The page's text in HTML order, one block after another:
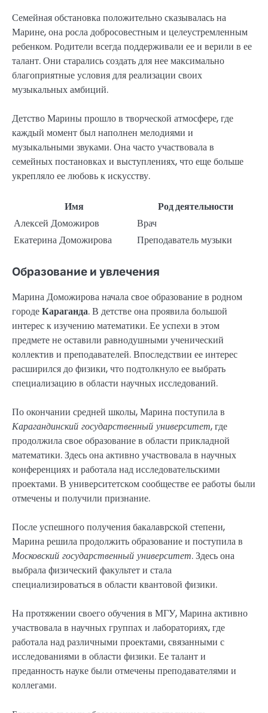
Семейная обстановка положительно сказывалась на
Марине, она росла добросовестным и целеустремленным
ребенком. Родители всегда поддерживали ее и верили в ее
талант. Они старались создать для нее максимально
благоприятные условия для реализации своих
музыкальных амбиций.
Детство Марины прошло в творческой атмосфере, где
каждый момент был наполнен мелодиями и
музыкальными звуками. Она часто участвовала в
семейных постановках и выступлениях, что еще больше
укрепляло ее любовь к искусству.
Имя
Род деятельности
Алексей Доможиров
Врач
Екатерина Доможирова
Преподаватель музыки
Образование и увлечения
Марина Доможирова начала свое образование в родном
городеКараганда. В детстве она проявила большой
интерес к изучению математики. Ее успехи в этом
предмете не оставили равнодушными ученический
коллектив и преподавателей. Впоследствии ее интерес
расширился до физики, что подтолкнуло ее выбрать
специализацию в области научных исследований.
По окончании средней школы, Марина поступила в
Карагандинский государственный университет, где
продолжила свое образование в области прикладной
математики. Здесь она активно участвовала в научных
конференциях и работала над исследовательскими
проектами. В университетском сообществе ее работы были
отмечены и получили признание.
После успешного получения бакалаврской степени,
Марина решила продолжить образование и поступила в
Московский государственный университет. Здесь она
выбрала физический факультет и стала
специализироваться в области квантовой физики.
На протяжении своего обучения в МГУ, Марина активно
участвовала в научных группах и лабораториях, где
работала над различными проектами, связанными с
исследованиями в области физики. Ее талант и
преданность науке были отмечены преподавателями и
коллегами.